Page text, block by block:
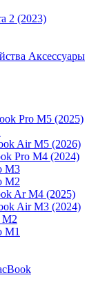
2 (2023)
Аксессуары
Pro M5 (2025)
Air M5 (2026)
Pro M4 (2024)
M3
M2
Ar M4 (2025)
Air M3 (2024)
M1